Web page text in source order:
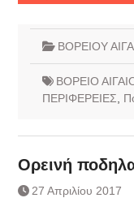
ΒΟΡΕΙΟΥ
ΒΟΡΕΙΟ
ΠΕΡΙΦΕΡΕΙΕΣ
Ορεινή
27 Απριλίου 2017